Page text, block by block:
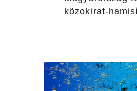
közokirat-